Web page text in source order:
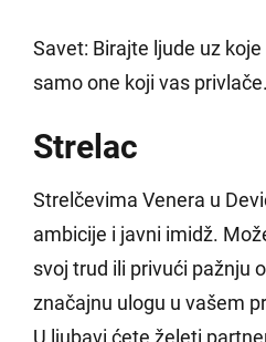
Savet: Birajte ljude uz
samo one koji vas privlače.
Strelac
Strelčevima Venera u
ambicije i javni imidž.
svoj trud ili privući pažnju
značajnu ulogu u vašem
U ljubavi ćete želeti